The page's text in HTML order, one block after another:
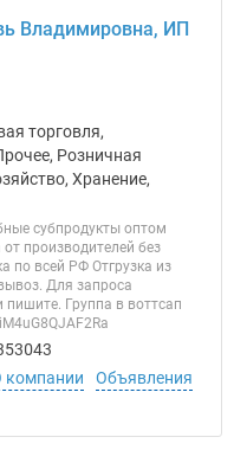
Владимировна, ИП
торговля,
Розничная
Хранение,
субпродукты оптом
производителей без
по всей РФ Отгрузка из
Для запроса
пишите. Группа в воттсап
компании
Объявления